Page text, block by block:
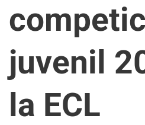
juvenil
la ECL